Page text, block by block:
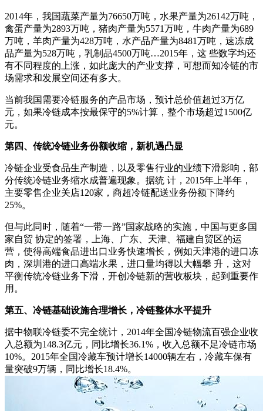
2014年，我国蔬菜产量为76650万吨，水果产量为26142万吨，
禽蛋产量为2893万吨，猪肉产量为5571万吨，牛肉产量为689
万吨，羊肉产量为428万吨，水产品产量为8481万吨，速冻成
品产量为528万吨，乳制品4500万吨…2015年，这 些数字均还
有不同程度的上涨，如此庞大的产业支撑，可想而知冷链的市
场需求和发展空间还有多大。
当前我国需要冷链服务的产品市场，预计总价值超过3万亿
元，如果冷链成本按最保守的5%计算，整个市场超过1500亿
元。
第四、传统冷链业务份额收缩，新机遇凸显
冷链企业受食品生产制造，以及零售行业的业绩下滑影响，部
分传统冷链业务缩水成普遍现象。据统 计，2015年上半年，
主要零售企业关店120家，商超冷链配送业务份额下降约
25%。
但与此同时，随着“一带一路”国家战略的实施，中国与更多国
家自贸 协定的签署，上海、广东、天津、福建自贸区的运
营，使得高端食品进出口业务快速增长，例如天津港的进口冻
肉，深圳港的进口高端水果，进口量均得以大幅攀 升，这对
平衡传统冷链业务下滑，开创冷链新的营收板块，起到重要作
用。
第五、冷链基础设施合理增长，冷链整体水平提升
据中物联冷链委不完全统计，2014年全国冷链物流百强企业收
入总额为148.3亿元，同比增长36.1%，收入总额不足冷链市场
10%。2015年全国冷藏车预计增长14000辆左右，冷藏车保有
量突破9万辆，同比增长18.4%。